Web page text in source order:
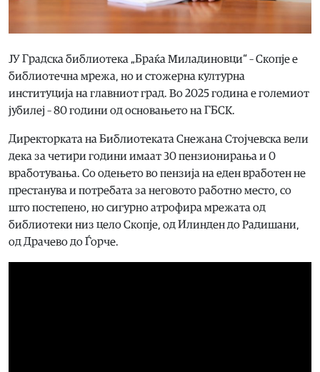
ЈУ Градска библиотека „Браќа Миладиновци“ – Скопје е
библиотечна мрежа, но и стожерна културна
институција на главниот град. Во 2025 година е големиот
јубилеј – 80 години од основањето на ГБСК.
Директорката на Библиотеката Снежана Стојчевска вели
дека за четири години имаат 30 пензионирања и 0
вработувања. Со одењето во пензија на еден вработен не
престанува и потребата за неговото работно место, со
што постепено, но сигурно атрофира мрежата од
библиотеки низ цело Скопје, од Илинден до Радишани,
од Драчево до Ѓорче.